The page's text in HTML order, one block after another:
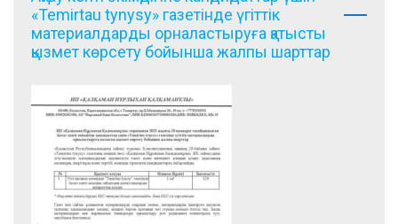
«Temirtau tynysy» газетінде үгіттік
материалдарды орналастыруға қатысты
қызмет көрсету бойынша жалпы шарттар